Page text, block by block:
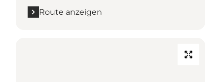
Route anzeigen